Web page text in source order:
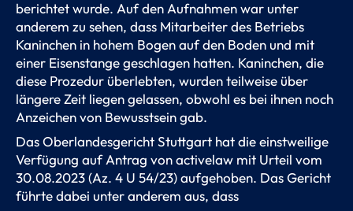
berichtet wurde. Auf den Aufnahmen war unter
anderem zu sehen, dass Mitarbeiter des Betriebs
Kaninchen in hohem Bogen auf den Boden und mit
einer Eisenstange geschlagen hatten. Kaninchen, die
diese Prozedur überlebten, wurden teilweise über
längere Zeit liegen gelassen, obwohl es bei ihnen noch
Anzeichen von Bewusstsein gab.
Das Oberlandesgericht Stuttgart hat die einstweilige
Verfügung auf Antrag von activelaw mit Urteil vom
30.08.2023 (Az. 4 U 54/23) aufgehoben. Das Gericht
führte dabei unter anderem aus, dass